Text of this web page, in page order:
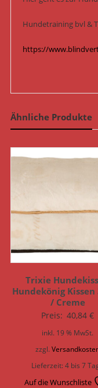
Hundetraining bvl &
https://
Ähnliche Produkte
Trixie
Hundekönig Kissen
/ Creme
Preis: 40,84€
inkl. 19 % MwSt.
zzgl.
Lieferzeit:4 bis 7
Auf die Wunschliste